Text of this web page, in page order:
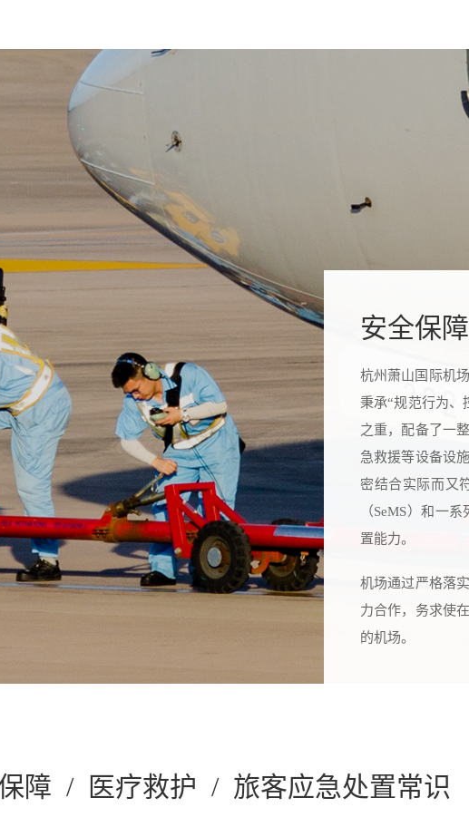
安全保障
杭州萧山国际机
秉承“规范行为、
之重，配备了一
急救援等设备设
密结合实际而又
（SeMS）和一
置能力。
机场通过严格落
力合作，务求使
的机场。
障 / 医疗救护 / 旅客应急处置常识